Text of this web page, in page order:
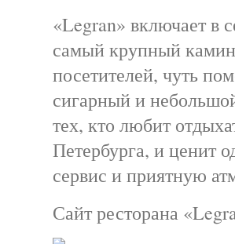
«Legran» включает в
самый крупный
посетителей, чуть
сигарный и
тех, кто любит
Петербурга, и ценит
сервис и приятную
Сайт ресторана